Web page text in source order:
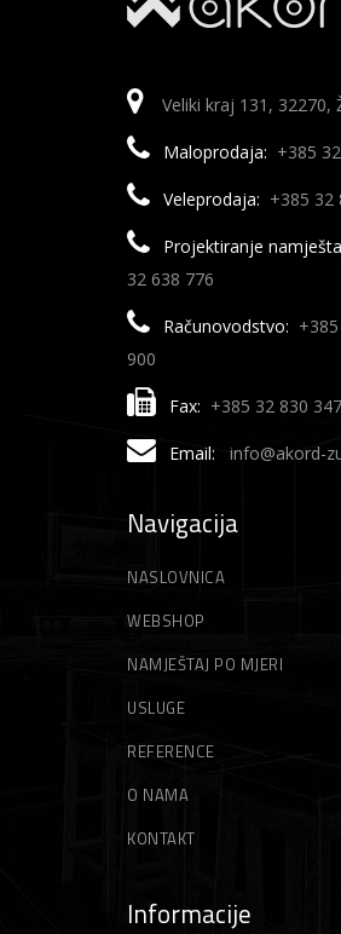
Veliki kraj 131, 32270,
Maloprodaja: +385
Veleprodaja: +385 32
Projektiranje
32 638 776
Računovodstvo:
900
Fax: +385 32 830 347
Email: info@akord-
Navigacija
NASLOVNICA
WEBSHOP
NAMJEŠTAJ PO MJERI
USLUGE
REFERENCE
O NAMA
KONTAKT
Informacije